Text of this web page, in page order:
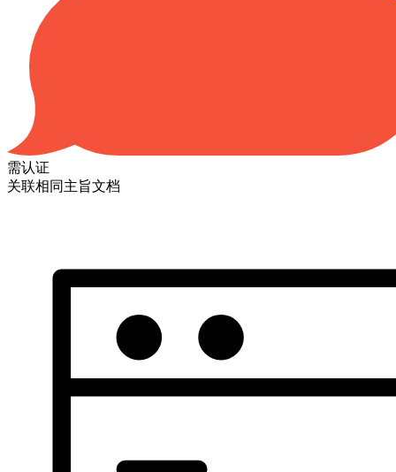
需认证
关联相同主旨文档